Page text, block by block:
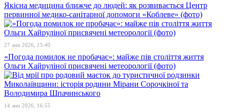
Якісна медицина ближче до людей: як розвивається Центр
первинної медико-санітарної допомоги «Коблеве» (фото)
27 лип 2026, 15:40
«Погода помилок не пробачає»: майже пів століття життя
Ольги Хайруліної присвячені метеорології (фото)
14 лип 2026, 16:55